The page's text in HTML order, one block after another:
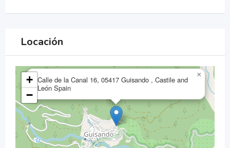
Locación
Calle de la Canal 16, 05417 Guisando , Castile and
León Spain
×
+
−